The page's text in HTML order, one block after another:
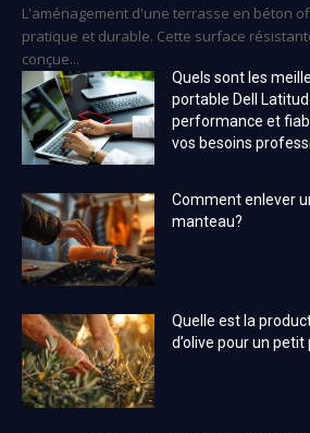
L'aménagement d'une terrasse en béton
pratique et durable. Cette surface
conçue...
Quels sont les
portable Dell
performance et
vos besoins
Comment enlever
manteau?
Quelle est la
d’olive pour un